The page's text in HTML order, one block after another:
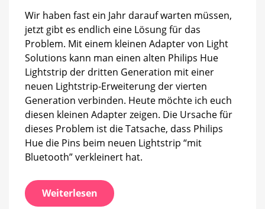
Wir haben fast ein Jahr darauf warten müssen,
jetzt gibt es endlich eine Lösung für das
Problem. Mit einem kleinen Adapter von Light
Solutions kann man einen alten Philips Hue
Lightstrip der dritten Generation mit einer
neuen Lightstrip-Erweiterung der vierten
Generation verbinden. Heute möchte ich euch
diesen kleinen Adapter zeigen. Die Ursache für
dieses Problem ist die Tatsache, dass Philips
Hue die Pins beim neuen Lightstrip “mit
Bluetooth” verkleinert hat.
Weiterlesen